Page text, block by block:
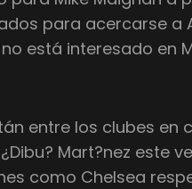
para acercarse a
está interesado en
entre los clubes en
Mart?nez este
como Chelsea